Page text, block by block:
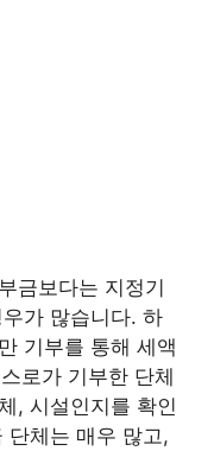
금보다는 지정기
가 많습니다. 하
기부를 통해 세액
로가 기부한 단체
, 시설인지를 확인
단체는 매우 많고,